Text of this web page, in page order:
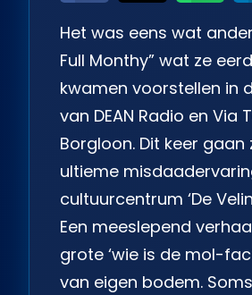
Het was eens wat
Full Monthy” wat ze
kwamen voorstellen in
van DEAN Radio en Via
Borgloon. Dit keer gaan
ultieme
cultuurcentrum ‘De
Een meeslepend
grote ‘wie is de mol-
van eigen bodem.